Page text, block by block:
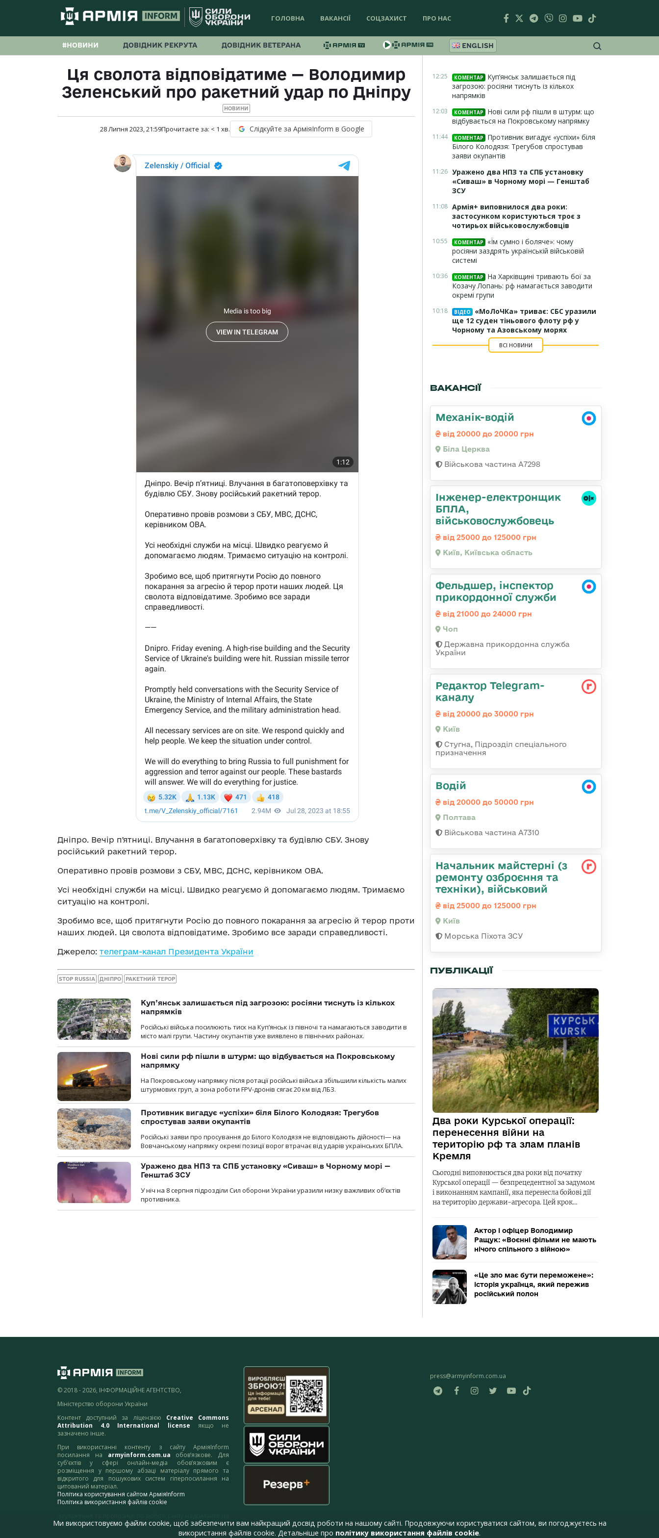
ГОЛОВНА ВАКАНСІЇ СОЦЗАХИСТ ПРО НАС
#НОВИНИ ДОВІДНИК РЕКРУТА ДОВІДНИК ВЕТЕРАНА ENGLISH
Ця сволота відповідатиме — Володимир
Зеленський про ракетний удар по Дніпру
НОВИНИ
28 Липня 2023, 21:59Прочитаєте за: < 1 хв. Слідкуйте за АрміяInform в Google
Дніпро. Вечір пʼятниці. Влучання в багатоповерхівку та будівлю СБУ. Знову
російський ракетний терор.
Оперативно провів розмови з СБУ, МВС, ДСНС, керівником ОВА.
Усі необхідні служби на місці. Швидко реагуємо й допомагаємо людям. Тримаємо
ситуацію на контролі.
Зробимо все, щоб притягнути Росію до повного покарання за агресію й терор проти
наших людей. Ця сволота відповідатиме. Зробимо все заради справедливості.
Джерело: телеграм-канал Президента України
STOP RUSSIA ДНІПРО РАКЕТНИЙ ТЕРОР
Куп’янськ залишається під загрозою: росіяни тиснуть із кількох
напрямків
Російські війська посилюють тиск на Куп’янськ із півночі та намагаються заводити в
місто малі групи. Частину окупантів уже виявлено в північних районах.
Нові сили рф пішли в штурм: що відбувається на Покровському
напрямку
На Покровському напрямку після ротації російські війська збільшили кількість малих
штурмових груп, а зона роботи FPV-дронів сягає 20 км від ЛБЗ.
Противник вигадує «успіхи» біля Білого Колодязя: Трегубов
спростував заяви окупантів
Російські заяви про просування до Білого Колодязя не відповідають дійсності— на
Вовчанському напрямку окремі позиції ворог втрачає від ударів українських БПЛА.
Уражено два НПЗ та СПБ установку «Сиваш» в Чорному морі —
Генштаб ЗСУ
У ніч на 8 серпня підрозділи Сил оборони України уразили низку важливих об’єктів
противника.
12:25 КОМЕНТАР
Куп’янськ залишається під
загрозою: росіяни тиснуть із кількох
напрямків
12:03 КОМЕНТАР
Нові сили рф пішли в штурм: що
відбувається на Покровському напрямку
11:44 КОМЕНТАР
Противник вигадує «успіхи» біля
Білого Колодязя: Трегубов спростував
заяви окупантів
11:26 Уражено два НПЗ та СПБ установку
«Сиваш» в Чорному морі — Генштаб
ЗСУ
11:08 Армія+ виповнилося два роки:
застосунком користуються троє з
чотирьох військовослужбовців
10:55 КОМЕНТАР
«Їм сумно і боляче»: чому
росіяни заздрять українській військовій
системі
10:36 КОМЕНТАР
На Харківщині тривають бої за
Козачу Лопань: рф намагається заводити
окремі групи
10:18 ВІДЕО
«МоЛоЧКа» триває: СБС уразили
ще 12 суден тіньового флоту рф у
Чорному та Азовському морях
ВСІ НОВИНИ
ВАКАНСІЇ
Механік-водій
від 20000 до 20000 грн
Біла Церква
Військова частина А7298
Інженер-електронщик
БПЛА,
військовослужбовець
від 25000 до 125000 грн
Київ, Київська область
Фельдшер, інспектор
прикордонної служби
від 21000 до 24000 грн
Чоп
Державна прикордонна служба
України
Редактор Telegram-
каналу
від 20000 до 30000 грн
Київ
Стугна, Підрозділ спеціального
призначення
Водій
від 20000 до 50000 грн
Полтава
Військова частина A7310
Начальник майстеpні (з
ремонту озбpоєння та
техніки), військовий
від 25000 до 125000 грн
Київ
Морська Піхота ЗСУ
ПУБЛІКАЦІЇ
Два роки Курської операції:
перенесення війни на
територію рф та злам планів
Кремля
Сьогодні виповнюється два роки від початку
Курської операції — безпрецедентної за задумом
і виконанням кампанії, яка перенесла бойові дії
на територію держави-агресора. Цей крок…
Актор і офіцер Володимир
Ращук: «Воєнні фільми не мають
нічого спільного з війною»
«Це зло має бути переможене»:
історія українця, який пережив
російський полон
© 2018 - 2026, ІНФОРМАЦІЙНЕ АГЕНТСТВО,
Міністерство оборони України
Контент доступний за ліцензією Creative Commons
Attribution 4.0 International license якщо не
зазначено інше.
При використанні контенту з сайту АрміяInform
посилання на armyinform.com.ua обов’язкове. Для
суб’єктів у сфері онлайн-медіа обов’язковим є
розміщення у першому абзаці матеріалу прямого та
відкритого для пошукових систем гіперпосилання на
цитований матеріал.
Політика користування сайтом АрміяInform
Політика використання файлів cookie
адресу:webmaster@armyinform.com.ua
press@armyinform.com.ua
Ми використовуємо файли cookie, щоб забезпечити вам найкращий досвід роботи на нашому сайті. Продовжуючи користуватися сайтом, ви погоджуєтесь на
використання файлів cookie. Детальніше про політику використання файлів cookie.